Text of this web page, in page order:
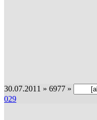
30.07.2011 » 6977 »
029